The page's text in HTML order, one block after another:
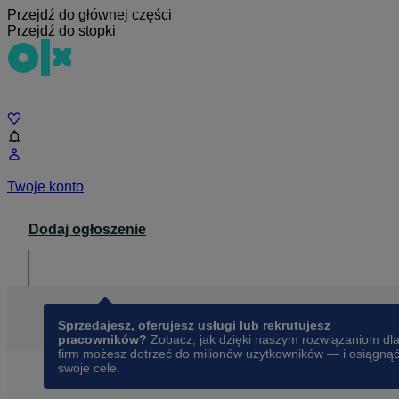
Przejdź do głównej części
Przejdź do stopki
Twoje konto
Dodaj ogłoszenie
Sprzedajesz, oferujesz usługi lub rekrutujesz
pracowników? Zobacz, jak dzięki naszym rozwiązaniom dla
firm możesz dotrzeć do milionów użytkowników — i osiągnąć
swoje cele.